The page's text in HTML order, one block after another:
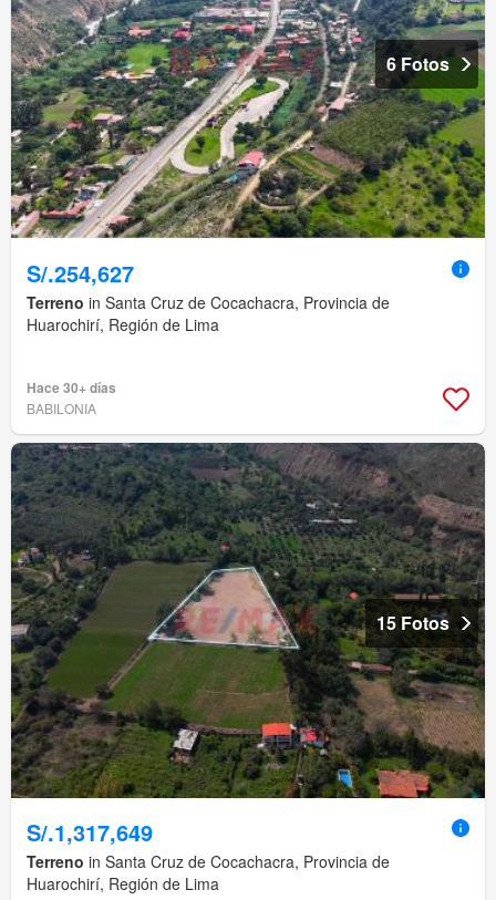
6 Fotos
S/.254,627
Terreno in Santa Cruz de Cocachacra, Provincia de
Huarochirí, Región de Lima
Hace 30+ días
BABILONIA
15 Fotos
S/.1,317,649
Terreno in Santa Cruz de Cocachacra, Provincia de
Huarochirí, Región de Lima